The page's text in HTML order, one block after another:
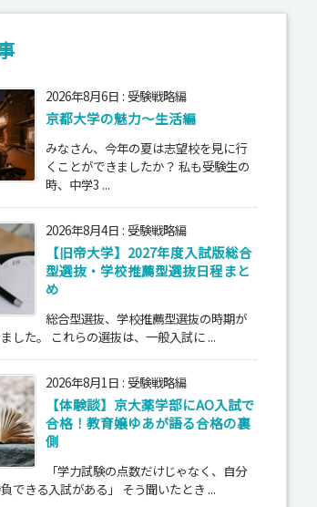
2026年8月6日 : 受験戦略編
京都大学の魅力～生活編
みなさん、今年の夏は志望校を見に行
くことができましたか？ 私も受験生の
時、中学3 ...
2026年8月4日 : 受験戦略編
【旧帝大学】2027年度入試版総合
型選抜・学校推薦型選抜日程まと
め
総合型選抜、学校推薦型選抜の時期が
した。 これらの選抜は、一般入試に ...
2026年8月1日 : 受験戦略編
【体験談】京大薬学部にAO入試で
合格！教育嬢ゆあが語る合格の裏
側
「学力試験の点数だけじゃなく、自分
できる入試がある」 そう聞いたとき ...